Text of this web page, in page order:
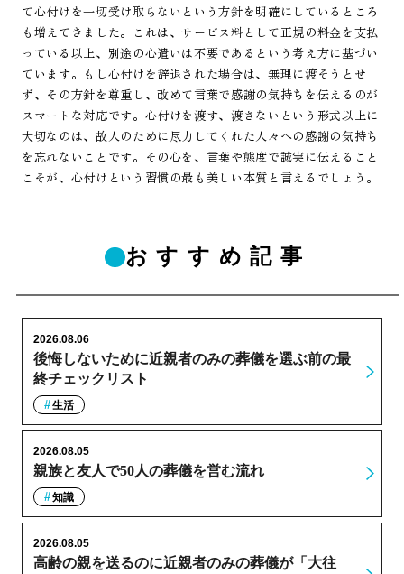
て心付けを一切受け取らないという方針を明確にしているところ
も増えてきました。これは、サービス料として正規の料金を支払
っている以上、別途の心遣いは不要であるという考え方に基づい
ています。もし心付けを辞退された場合は、無理に渡そうとせ
ず、その方針を尊重し、改めて言葉で感謝の気持ちを伝えるのが
スマートな対応です。心付けを渡す、渡さないという形式以上に
大切なのは、故人のために尽力してくれた人々への感謝の気持ち
を忘れないことです。その心を、言葉や態度で誠実に伝えること
こそが、心付けという習慣の最も美しい本質と言えるでしょう。
おすすめ記事
後悔しないために近親者のみの葬儀を選ぶ前の最
終チェックリスト
2026.08.06
生活
親族と友人で50人の葬儀を営む流れ
2026.08.05
知識
高齢の親を送るのに近親者のみの葬儀が「大往
2026.08.05